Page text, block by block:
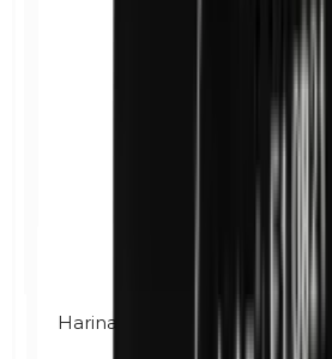
Harina de maíz